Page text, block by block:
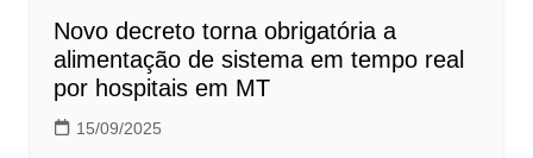
Novo decreto torna obrigatória a
alimentação de sistema em tempo real
por hospitais em MT
15/09/2025